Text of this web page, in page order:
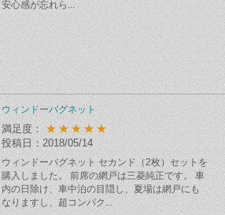
安心感が忘れら...
ウィンドーバグネット
満足度： ★★★★★
投稿日：2018/05/14
ウィンドーバグネット セカンド（2枚）セットを
購入しました。 前席の網戸は三菱純正です。 車
内の日除け、車中泊の目隠し、夏場は網戸にも
なりますし、超コンパク...